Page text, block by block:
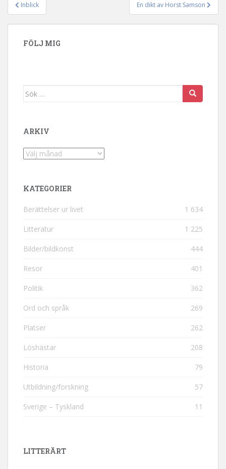
Inläggsnavigering
Inblick En dikt av Horst Samson
FÖLJ MIG
Sök efter:
ARKIV
Arkiv
KATEGORIER
Berättelser ur livet 1 634
Litteratur 1 225
Bilder/bildkonst 444
Resor 401
Politik 362
Ord och språk 269
Platser 262
Löshästar 208
Historia 79
Utbildning/forskning 57
Sverige – Tyskland 11
LITTERÄRT